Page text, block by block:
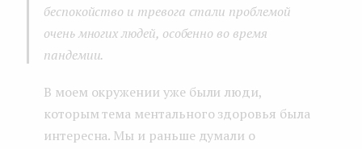
беспокойство и тревога стали проблемой
очень многих людей, особенно во время
пандемии.
В моем окружении уже были люди,
которым тема ментального здоровья была
интересна. Мы и раньше думали о